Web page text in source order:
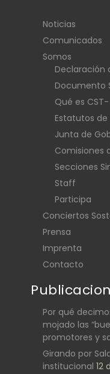
Noticias
Comunicados
Somos
Declaración
Documento
Qué es
Estatutos de
Junta de
Comisiones
Secciones
Staff
Participa
Conciertos
Prensa
Imprenta
Contacto
Por qué
mojado las
promotores y
Girando por
institucional 12